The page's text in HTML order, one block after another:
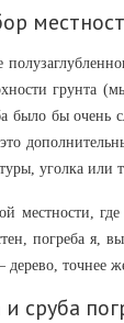
грунта
было бы
уголка или
местности,
погреба
дерево,
сруба